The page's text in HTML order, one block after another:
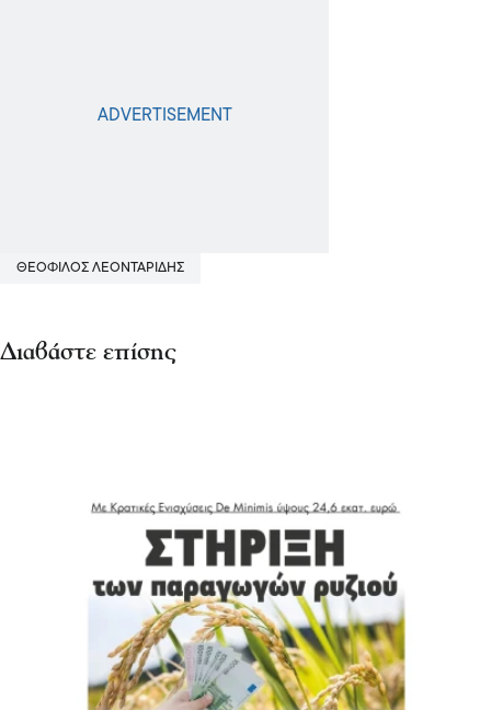
ΘΕΟΦΙΛΟΣ ΛΕΟΝΤΑΡΙΔΗΣ
Διαβάστε επίσης